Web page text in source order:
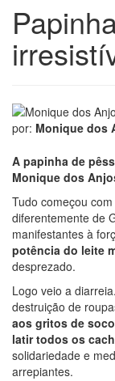
por: Monique dos
A papinha de
Monique dos
Tudo começou
diferentemente de
manifestantes à
potência do leite
desprezado.
Logo veio a
destruição de
aos gritos de
latir todos os
solidariedade e
arrepiantes.